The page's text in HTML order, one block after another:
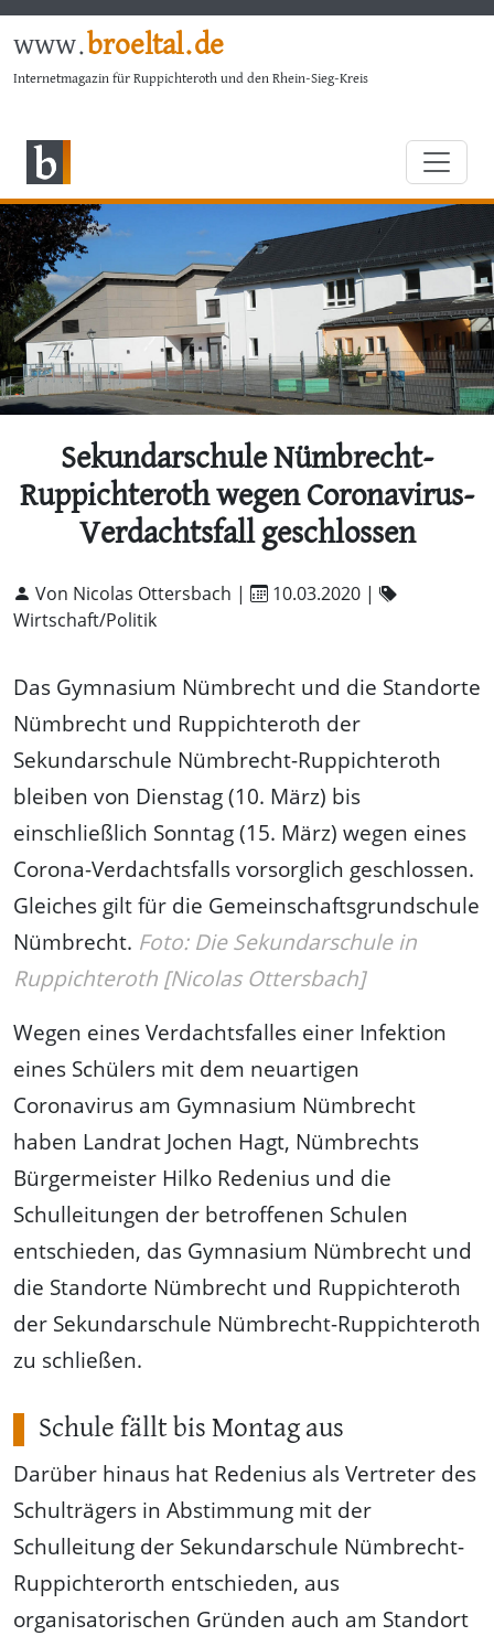
www.broeltal.de
Internetmagazin für Ruppichteroth und den Rhein-Sieg-Kreis
Sekundarschule Nümbrecht-
Ruppichteroth wegen Coronavirus-
Verdachtsfall geschlossen
Von Nicolas Ottersbach | 10.03.2020 |
Wirtschaft/Politik
Das Gymnasium Nümbrecht und die Standorte
Nümbrecht und Ruppichteroth der
Sekundarschule Nümbrecht-Ruppichteroth
bleiben von Dienstag (10. März) bis
einschließlich Sonntag (15. März) wegen eines
Corona-Verdachtsfalls vorsorglich geschlossen.
Gleiches gilt für die Gemeinschaftsgrundschule
Nümbrecht. Foto: Die Sekundarschule in
Ruppichteroth [Nicolas Ottersbach]
Wegen eines Verdachtsfalles einer Infektion
eines Schülers mit dem neuartigen
Coronavirus am Gymnasium Nümbrecht
haben Landrat Jochen Hagt, Nümbrechts
Bürgermeister Hilko Redenius und die
Schulleitungen der betroffenen Schulen
entschieden, das Gymnasium Nümbrecht und
die Standorte Nümbrecht und Ruppichteroth
der Sekundarschule Nümbrecht-Ruppichteroth
zu schließen.
Schule fällt bis Montag aus
Darüber hinaus hat Redenius als Vertreter des
Schulträgers in Abstimmung mit der
Schulleitung der Sekundarschule Nümbrecht-
Ruppichterorth entschieden, aus
organisatorischen Gründen auch am Standort